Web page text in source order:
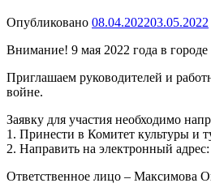
Опубликовано 08.04.202203.05.2022
Внимание! 9 мая 2022 года в
Приглашаем руководителей и
войне.
Заявку для участия необходимо
1. Принести в Комитет культуры и
2. Направить на электронный адрес:
Ответственное лицо – Максимова